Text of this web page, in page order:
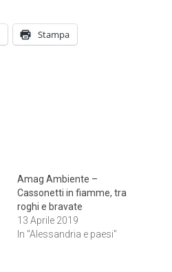
Stampa
Amag Ambiente –
Cassonetti in fiamme, tra
roghi e bravate
13 Aprile 2019
In "Alessandria e paesi"